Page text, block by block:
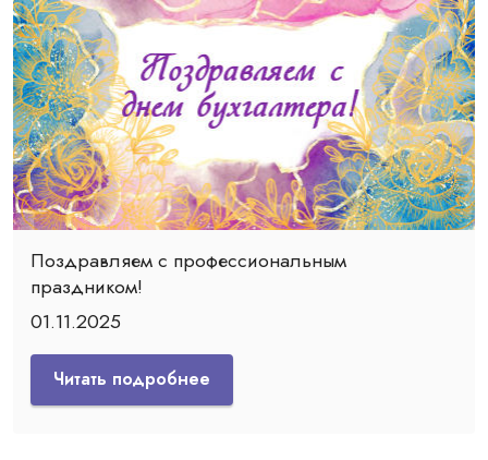
Поздравляем с профессиональным
праздником!
01.11.2025
Читать подробнее